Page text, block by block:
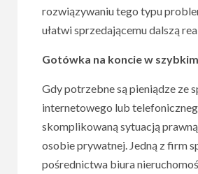
rozwiązywaniu tego typu
ułatwi sprzedającemu dalszą
Gotówka na koncie w
Gdy potrzebne są pieniądze ze
internetowego lub
skomplikowaną sytuacją
osobie prywatnej. Jedną z firm
pośrednictwa biura